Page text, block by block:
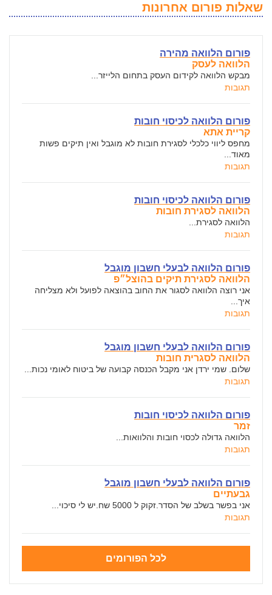
שאלות פורום אחרונות
פורום הלוואה מהירה
הלוואה לעסק
מבקש הלוואה לקידום העסק בתחום הלייזר...
תגובות
פורום הלוואה לכיסוי חובות
קריית אתא
מחפס ליווי כלכלי לסגירת חובות לא מוגבל ואין תיקים פשות
מאוד...
תגובות
פורום הלוואה לכיסוי חובות
הלוואה לסגירת חובות
הלוואה לסגירת...
תגובות
פורום הלוואה לבעלי חשבון מוגבל
הלוואה לסגירת תיקים בהוצל״פ
אני רוצה הלוואה לסגור את החוב בהוצאה לפועל ולא מצליחה
איך...
תגובות
פורום הלוואה לבעלי חשבון מוגבל
הלוואה לסגרית חובות
שלום. שמי ירדן אני מקבל הכנסה קבועה של ביטוח לאומי נכות...
תגובות
פורום הלוואה לכיסוי חובות
זמר
הלוואה גדולה לכסוי חובות והלוואות...
תגובות
פורום הלוואה לבעלי חשבון מוגבל
גבעתיים
אני בפשר בשלב של הסדר.זקוק ל 5000 שח.יש לי סיכוי...
תגובות
לכל הפורומים